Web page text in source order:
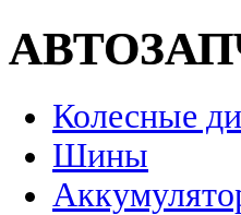
Колесные
Шины